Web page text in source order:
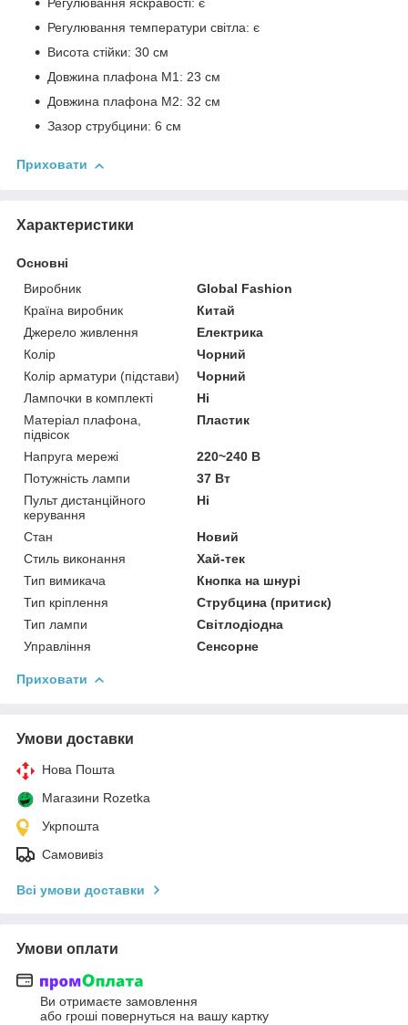
Регулювання яскравості: є
Регулювання температури світла: є
Висота стійки: 30 см
Довжина плафона М1: 23 см
Довжина плафона M2: 32 см
Зазор струбцини: 6 см
Приховати
Характеристики
Основні
Виробник
Global Fashion
Країна виробник
Китай
Джерело живлення
Електрика
Колір
Чорний
Колір арматури (підстави)
Чорний
Лампочки в комплекті
Ні
Матеріал плафона,
підвісок
Пластик
Напруга мережі
220~240 В
Потужність лампи
37 Вт
Пульт дистанційного
керування
Ні
Стан
Новий
Стиль виконання
Хай-тек
Тип вимикача
Кнопка на шнурі
Тип кріплення
Струбцина (притиск)
Тип лампи
Світлодіодна
Управління
Сенсорне
Приховати
Умови доставки
Нова Пошта
Магазини Rozetka
Укрпошта
Самовивіз
Всі умови доставки
Умови оплати
Ви отримаєте замовлення
або гроші повернуться на вашу картку